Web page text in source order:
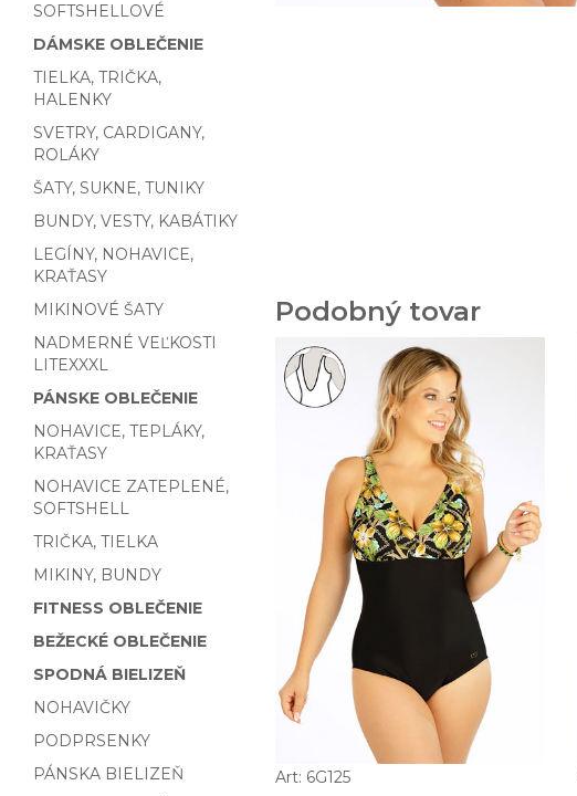
SOFTSHELLOVÉ
DÁMSKE OBLEČENIE
TIELKA, TRIČKA,
HALENKY
SVETRY, CARDIGANY,
ROLÁKY
ŠATY, SUKNE, TUNIKY
BUNDY, VESTY, KABÁTIKY
LEGÍNY, NOHAVICE,
KRAŤASY
MIKINOVÉ ŠATY
NADMERNÉ VEĽKOSTI
LITEXXXL
PÁNSKE OBLEČENIE
NOHAVICE, TEPLÁKY,
KRAŤASY
NOHAVICE ZATEPLENÉ,
SOFTSHELL
TRIČKA, TIELKA
MIKINY, BUNDY
FITNESS OBLEČENIE
BEŽECKÉ OBLEČENIE
SPODNÁ BIELIZEŇ
NOHAVIČKY
PODPRSENKY
PÁNSKA BIELIZEŇ
Podobný tovar
Art: 6G125